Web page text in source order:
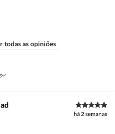
paga, monetariamente atualizada;
após o prazo de 7 dias a troca será
ou seja, que não apresente
No entanto, se o produto estiver
original, intacta e acompanhada
por mera liberalidade, poderá
todas as opiniões
há 2 semanas